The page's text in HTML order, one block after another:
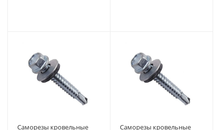
Саморезы кровельные
Саморезы кровельные